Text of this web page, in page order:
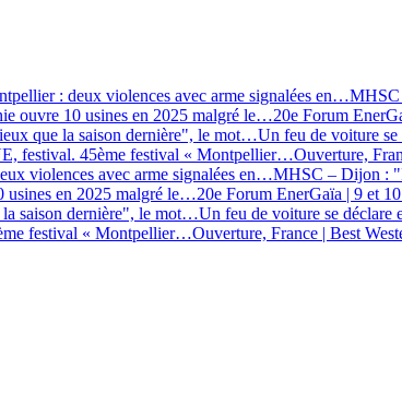
: deux violences avec arme signalées en…MHSC
ouvre 10 usines en 2025 malgré le…20e Forum
que la saison dernière", le mot…Un feu de voiture
festival. 45ème festival « Montpellier…Ouverture,
violences avec arme signalées en…MHSC – Dijon :
usines en 2025 malgré le…20e Forum EnerGaïa | 9 et
saison dernière", le mot…Un feu de voiture se
festival « Montpellier…Ouverture, France | Best